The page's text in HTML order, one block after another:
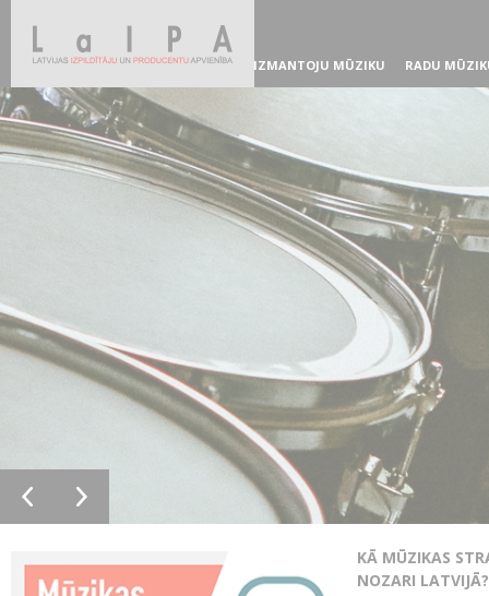
IZMANTOJU MŪZIKU RADU
KĀ MŪZIKAS
NOZARI LATVIJĀ?